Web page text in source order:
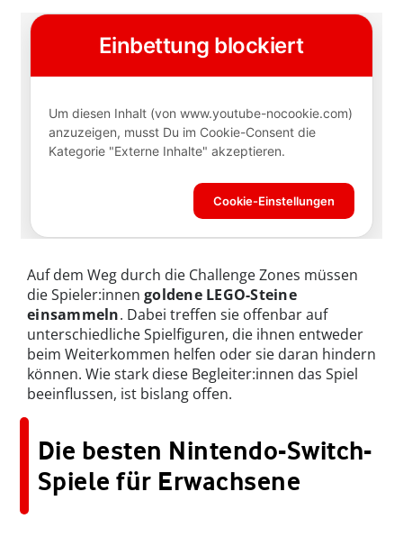
Auf dem Weg durch die Challenge Zones müssen
die Spieler:innen goldene LEGO-Steine
einsammeln. Dabei treffen sie offenbar auf
unterschiedliche Spielfiguren, die ihnen entweder
beim Weiterkommen helfen oder sie daran hindern
können. Wie stark diese Begleiter:innen das Spiel
beeinflussen, ist bislang offen.
Die besten Nintendo-Switch-
Spiele für Erwachsene